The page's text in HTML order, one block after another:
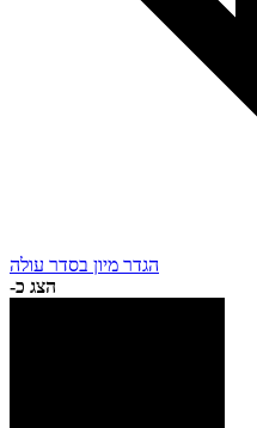
הגדר מיון בסדר עולה
הצג כ-